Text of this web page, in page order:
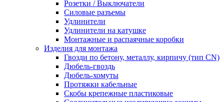
Розетки / Выключатели
Силовые разъемы
Удлинители
Удлинители на катушке
Монтажные и распаячные коробки
Изделия для монтажа
Гвозди по бетону, металлу, кирпичу (тип CN)
Дюбель-гвоздь
Дюбель-хомуты
Протяжки кабельные
Скобы крепежные пластиковые